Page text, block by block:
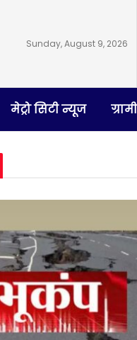
Sunday, August 9, 2026
मेट्रो सिटी न्यूज